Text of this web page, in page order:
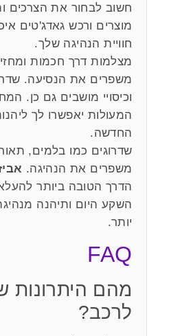
חשוב לבחור את הצרכים
מוצרים ורכש גאדג'טים
חוויית הנהיגה שלך.
מצלמות דרך חכמות
משפרים את הנסיעה.
וכיסויי מושבים גם כן.
המעולות יאפשרו לך
החדשה.
שדרוגים כמו בלמים,
משפרים את הנהיגה.
הדרך הטובה ביותר
השקע היום ותיהנה
יותר.
FAQ
מהם היתרונות
לרכב?